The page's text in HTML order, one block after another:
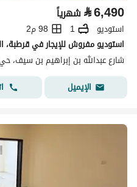
⃁6,490 شهرياً
استوديو 1
98 م2
استوديو مفروش للإيجار في قرطبة،
شارع عبدالله بن إبراهيم بن سيف،
الإيميل